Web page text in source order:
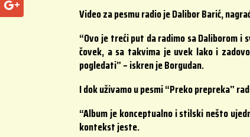
Video za pesmu radio je Dalibor Barić,
“Ovo je treći put da radimo sa Daliborom
čovek, a sa takvima je uvek lako i
pogledati” – iskren je Borgudan.
I dok uživamo u pesmi “Preko prepreka”
“Album je konceptualno i stilski nešto
kontekst jeste.